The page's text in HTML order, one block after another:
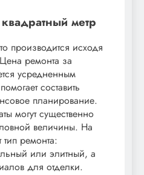
метр
производится исходя
ремонта за
усредненным
составить
планирование.
могут существенно
величины. На
тип ремонта:
или элитный, а
для отделки.